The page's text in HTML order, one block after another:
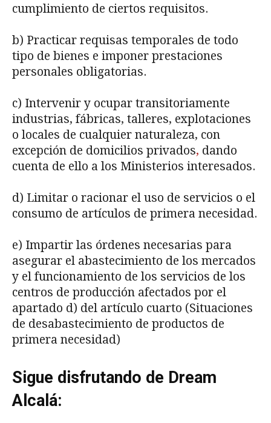
cumplimiento de ciertos requisitos.
b) Practicar requisas temporales de todo
tipo de bienes e imponer prestaciones
personales obligatorias.
c) Intervenir y ocupar transitoriamente
industrias, fábricas, talleres, explotaciones
o locales de cualquier naturaleza, con
excepción de domicilios privados, dando
cuenta de ello a los Ministerios interesados.
d) Limitar o racionar el uso de servicios o el
consumo de artículos de primera necesidad.
e) Impartir las órdenes necesarias para
asegurar el abastecimiento de los mercados
y el funcionamiento de los servicios de los
centros de producción afectados por el
apartado d) del artículo cuarto (Situaciones
de desabastecimiento de productos de
primera necesidad)
Sigue disfrutando de Dream
Alcalá: